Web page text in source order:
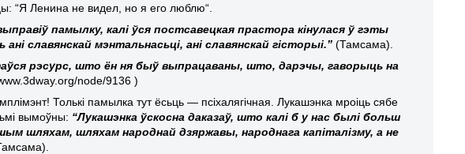
“Я Ленина не видел, но я его люблю“.
памылку, калі ўся постсавецкая прастора кінулася ў гэты
славянскай мэнтальнасьці, ані славянскай гісторыі.”(Тамсама).
рэсурс, што ён ня быў выпрацаваны, што, дарэчы, гаворыць на
node/9136 )
Толькі памылка тут ёсьць — псіхалягічная. Лукашэнка мроіць сябе
вымоўны: “Лукашэнка ўскосна даказаў, што калі б у нас былі больш
шляхам, шляхам народнай дзяржавы, народнага капіталізму, а не